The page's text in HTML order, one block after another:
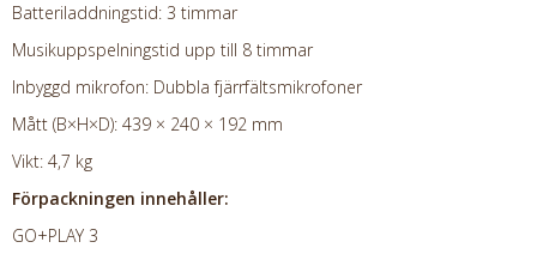
Batteriladdningstid: 3 timmar
Musikuppspelningstid upp till 8 timmar
Inbyggd mikrofon: Dubbla fjärrfältsmikrofoner
Mått (B×H×D): 439 × 240 × 192 mm
Vikt: 4,7 kg
Förpackningen innehåller:
GO+PLAY 3